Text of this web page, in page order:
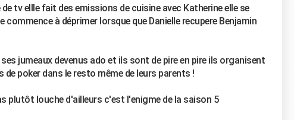
tv ellle fait des emissions de cuisine avec Katherine elle se
commence à déprimer lorsque que Danielle recupere Benjamin
jumeaux devenus ado et ils sont de pire en pire ils organisent
poker dans le resto même de leurs parents !
plutôt louche d'ailleurs c'est l'enigme de la saison 5